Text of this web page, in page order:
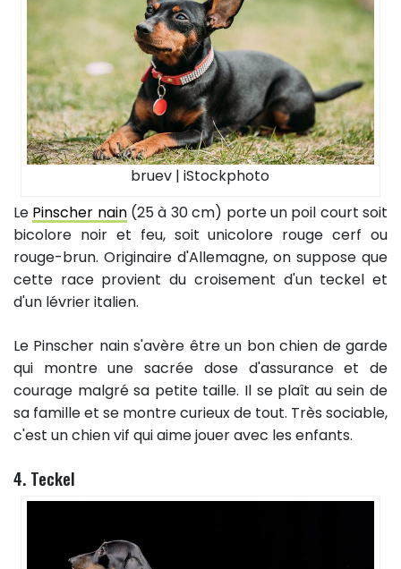
bruev | iStockphoto
Le Pinscher nain(25 à 30 cm) porte un poil court soit
bicolore noir et feu, soit unicolore rouge cerf ou
rouge-brun. Originaire d'Allemagne, on suppose que
cette race provient du croisement d'un teckel et
d'un lévrier italien.
Le Pinscher nain s'avère être un bon chien de garde
qui montre une sacrée dose d'assurance et de
courage malgré sa petite taille. Il se plaît au sein de
sa famille et se montre curieux de tout. Très sociable,
c'est un chien vif qui aime jouer avec les enfants.
4. Teckel